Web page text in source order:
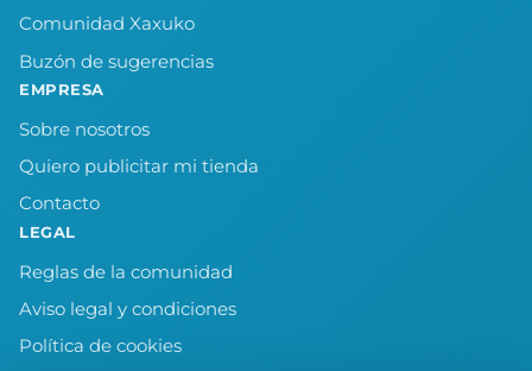
Comunidad Xaxuko
Buzón de sugerencias
EMPRESA
Sobre nosotros
Quiero publicitar mi tienda
Contacto
LEGAL
Reglas de la comunidad
Aviso legal y condiciones
Política de cookies